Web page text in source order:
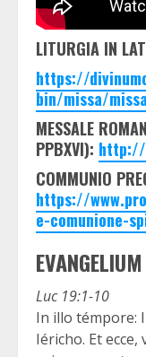
LITURGIA IN
https://
bin/missa/
MESSALE
PPBXVI): http://
COMMUNIO
https://
e-comunione-
Luc 19:1-10
In illo témpore:
Iéricho. Et